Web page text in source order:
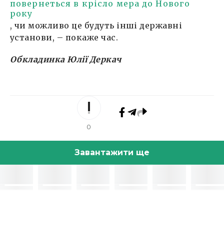
повернеться в крісло мера до Нового
року
, чи можливо це будуть інші державні
установи, – покаже час.
Обкладинка Юлії Деркач
0
Завантажити ще